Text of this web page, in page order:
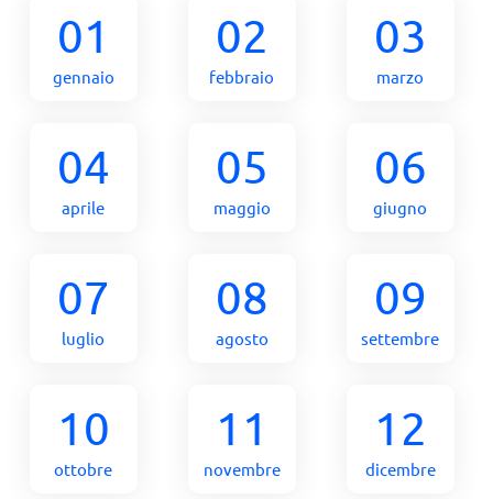
01
gennaio
02
febbraio
03
marzo
04
aprile
05
maggio
06
giugno
07
luglio
08
agosto
09
settembre
10
ottobre
11
novembre
12
dicembre